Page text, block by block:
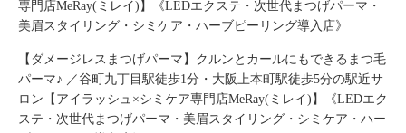
専門店MeRay(ミレイ)】《LEDエクステ・次世代まつげパーマ・
美眉スタイリング・シミケア・ハーブピーリング導入店》
【ダメージレスまつげパーマ】クルンとカールにもできるまつ毛
パーマ♪ ／谷町九丁目駅徒歩1分・大阪上本町駅徒歩5分の駅近サ
ロン【アイラッシュ×シミケア専門店MeRay(ミレイ)】《LEDエク
ステ・次世代まつげパーマ・美眉スタイリング・シミケア・ハー